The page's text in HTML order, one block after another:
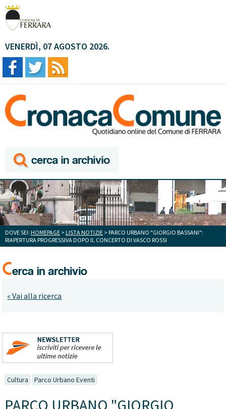
VENERDÌ, 07 AGOSTO 2026.
DOVE SEI: HOMEPAGE > LISTA NOTIZIE > PARCO URBANO "GIORGIO BASSANI":
RIAPERTURA PROGRESSIVA DOPO IL CONCERTO DI VASCO ROSSI
« Vai alla ricerca
Cultura Parco Urbano Eventi
PARCO URBANO "GIORGIO